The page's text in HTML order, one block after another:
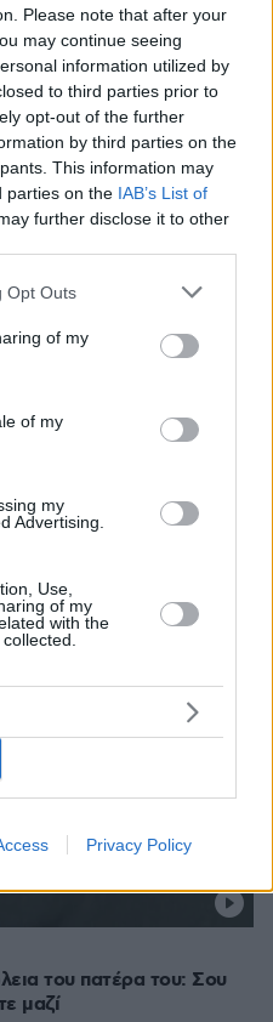
Please note that after your
may continue seeing
information utilized by
to third parties prior to
opt-out of the further
by third parties on the
This information may
parties on the IAB’s List of
further disclose it to other
uses one or more Google
behaviour. You may click to
and its third-party tags to
purposes in below Google
Opt Outs
of my
of my
my
Advertising.
Use,
of my
with the
Privacy Policy
Μπίρκου
του πατέρα του: Σου
μαζί